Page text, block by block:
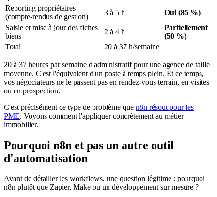
Reporting propriétaires
(compte-rendus de gestion)
3 à 5 h
Oui (85 %)
Saisie et mise à jour des fiches
biens
2 à 4 h
Partiellement
(50 %)
Total
20 à 37 h/semaine
20 à 37 heures par semaine d'administratif pour une agence de taille
moyenne. C'est l'équivalent d'un poste à temps plein. Et ce temps,
vos négociateurs ne le passent pas en rendez-vous terrain, en visites
ou en prospection.
C'est précisément ce type de problème que n8n résout pour les
PME. Voyons comment l'appliquer concrètement au métier
immobilier.
Pourquoi n8n et pas un autre outil
d'automatisation
Avant de détailler les workflows, une question légitime : pourquoi
n8n plutôt que Zapier, Make ou un développement sur mesure ?